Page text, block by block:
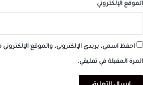
الموقع الإلكتروني
احفظ اسمي، بريدي الإلكتروني، والموقع
المرة المقبلة في تعليقي.